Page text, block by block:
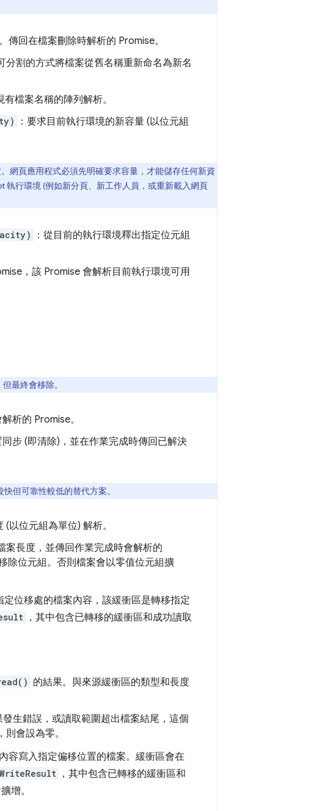
傳回在檔案刪除時解析的 Promise。
分割的方式將檔案從舊名稱重新命名為新名
檔案名稱的陣列解析。
：要求目前執行環境的新容量 (以位元組
網頁應用程式必須先明確要求容量，才能儲存任何新資
行環境 (例如新分頁、新工作人員，或重新載入網頁
：從目前的執行環境釋出指定位元組
，該 Promise 會解析目前執行環境可用
最終會移除。
析的 Promise。
步 (即清除)，並在作業完成時傳回已解決
但可靠性較低的替代方案。
以位元組為單位) 解析。
案長度，並傳回作業完成時會解析的
除位元組。否則檔案會以零值位元組擴
定位移處的檔案內容，該緩衝區是轉移指定
，其中包含已轉移的緩衝區和成功讀取
的結果。與來源緩衝區的類型和長度
生錯誤，或讀取範圍超出檔案結尾，這個
會設為零。
容寫入指定偏移位置的檔案。緩衝區會在
，其中包含已轉移的緩衝區和
增。